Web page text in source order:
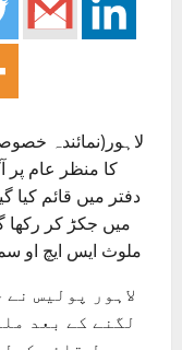
لاہور(نمائندہ
کا منظر عام پر
میں جکڑ کر رکھا
ملوث ایس ایچ او
لاہور پولیس
لگنے کے بعد